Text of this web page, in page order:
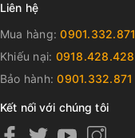
Liên hệ
Mua hàng:0901.332.871
Khiếu nại: 0918.428.428
Bảo hành:0901.332.871
Kết nối với chúng tôi